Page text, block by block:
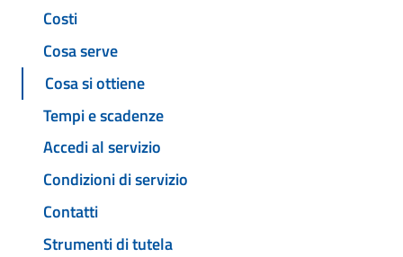
Costi
Cosa serve
Cosa si ottiene
Tempi e scadenze
Accedi al servizio
Condizioni di servizio
Contatti
Strumenti di tutela